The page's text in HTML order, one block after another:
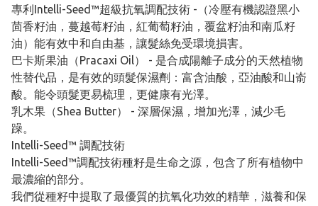
專利Intelli-Seed™超級抗氧調配技術 -（冷壓有機認證黑小
茴香籽油，蔓越莓籽油，紅葡萄籽油，覆盆籽油和南瓜籽
油）能有效中和自由基，讓髮絲免受環境損害。
巴卡斯果油（Pracaxi Oil） - 是合成陽離子成分的天然植物
性替代品，是有效的頭髮保濕劑：富含油酸，亞油酸和山嵛
酸。能令頭髮更易梳理，更健康有光澤。
乳木果（Shea Butter） - 深層保濕，增加光澤，減少毛
躁。
Intelli-Seed™ 調配技術
Intelli-Seed™調配技術種籽是生命之源，包含了所有植物中
最濃縮的部分。
我們從種籽中提取了最優質的抗氧化功效的精華，滋養和保